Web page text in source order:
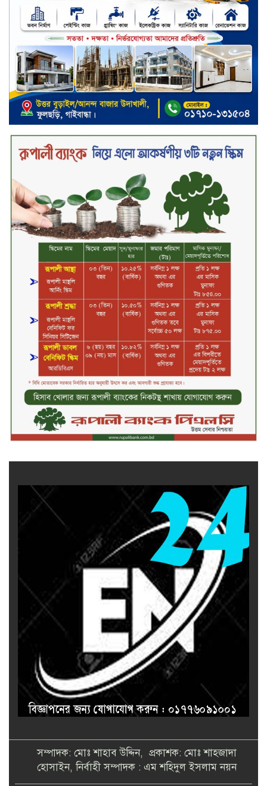
স্ট্যান্ডার্ড ইসলামী ব্যাংক পিএলসি.-এর
টাউন হল মিটিং-২০২৬ অনুষ্ঠিত
বিদায়ী সপ্তাহে দর পতনের শীর্ষে এস
আলম কোল্ড রোল্ড
বিদায়ী সপ্তাহে দর বৃদ্ধির শীর্ষে ফারইস্ট
ফাইন্যান্স
বিদায়ী সপ্তাহে লেনদেনের শীর্ষে শার্প
ইন্ডাস্ট্রিজ
চুয়াডাঙ্গায় বিএআরআই’র কৃষি গবেষণা
কেন্দ্র, মেহেরপুর এর আঞ্চলিক রিভিউ
কর্মশালা/২০২৫-২৬ অনুষ্ঠিত
মুসলিম নিকাহ রেজিস্ট্রার কল্যাণ
পরিষদের সম্মেলন অনুষ্ঠিত
সম্পাদক: মোঃ শাহাব উদ্দিন, প্রকাশক: মোঃ শাহজাদা
হোসাইন, নির্বাহী সম্পাদক : এম শহিদুল ইসলাম নয়ন